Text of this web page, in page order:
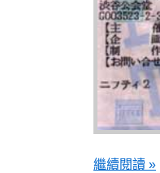
繼續閱讀 »